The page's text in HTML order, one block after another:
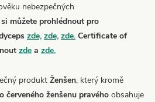
nebezpečných
můžete prohlédnout pro
zde, zde, zde. Certificate of
zde a zde.
produkt Ženšen, který kromě
červeného ženšenu pravého obsahuje